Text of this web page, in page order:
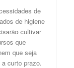
de
de higiene
cultivar
que
que seja
curto prazo.